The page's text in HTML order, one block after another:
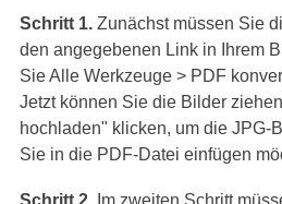
Schritt 1. Zunächst müssen Sie
den angegebenen Link in Ihrem
Sie Alle Werkzeuge > PDF
Jetzt können Sie die Bilder
hochladen" klicken, um die JPG-
Sie in die PDF-Datei einfügen
Schritt 2.Im zweiten Schritt